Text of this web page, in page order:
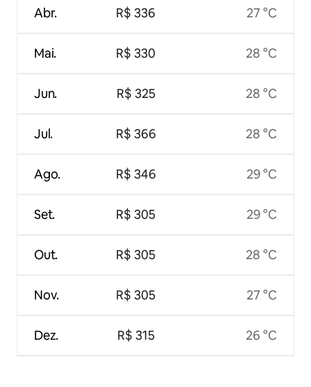
Abr.
Mai.
Jun.
Jul.
Ago.
Set.
Out.
Nov.
Dez.
R$ 336
R$ 330
R$ 325
R$ 366
R$ 346
R$ 305
R$ 305
R$ 305
R$ 315
27 °C
28 °C
28 °C
28 °C
29 °C
29 °C
28 °C
27 °C
26 °C